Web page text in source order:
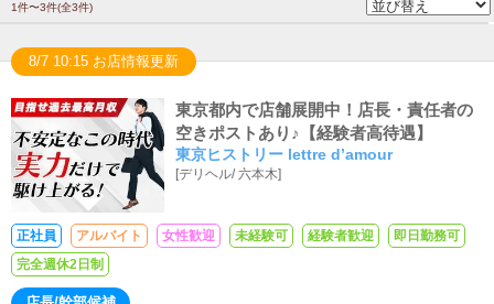
1件〜3件(全3件)
8/7 10:15 お店情報更新
東京都内で店舗展開中！店長・責任者の
空きポストあり♪【経験者高待遇】
東京ヒストリー lettre d’amour
[デリヘル/六本木]
正社員 アルバイト 女性歓迎 未経験可 経験者歓迎
即日勤務可
完全週休2日制